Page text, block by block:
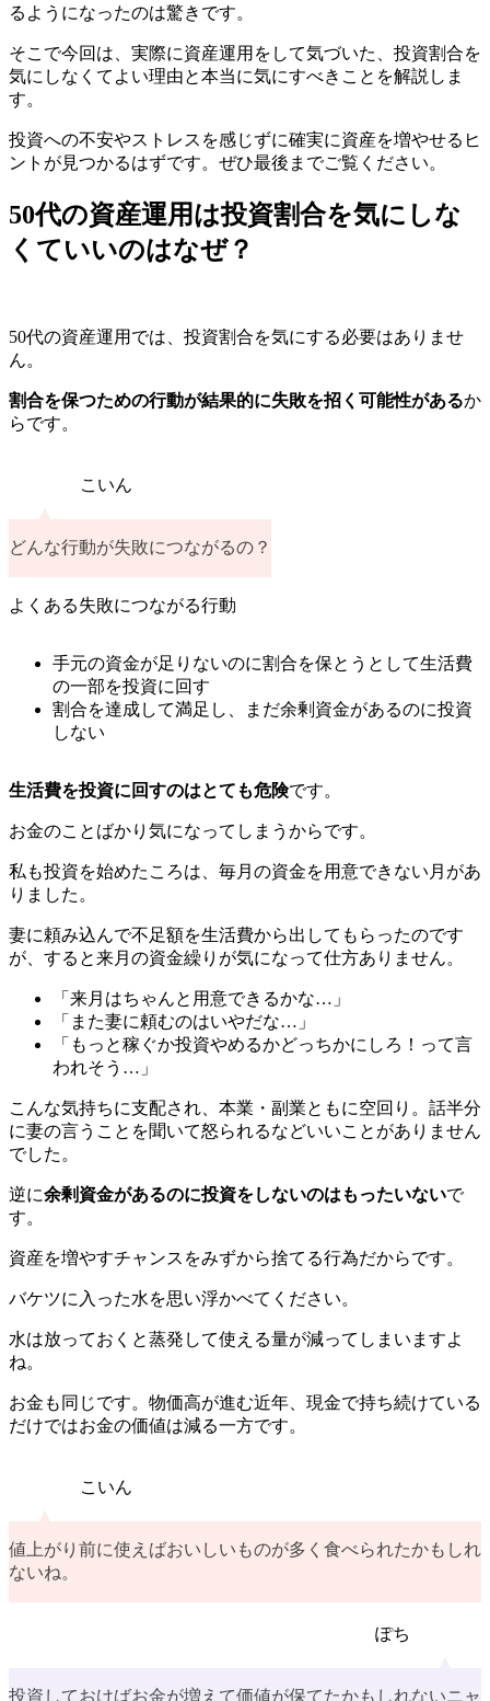
るようになったのは驚きです。
そこで今回は、実際に資産運用をして気づいた、投資割合を
気にしなくてよい理由と本当に気にすべきことを解説しま
す。
投資への不安やストレスを感じずに確実に資産を増やせるヒ
ントが見つかるはずです。ぜひ最後までご覧ください。
50代の資産運用は投資割合を気にしな
くていいのはなぜ？
50代の資産運用では、投資割合を気にする必要はありませ
ん。
割合を保つための行動が結果的に失敗を招く可能性があるか
らです。
こいん
どんな行動が失敗につながるの？
よくある失敗につながる行動
手元の資金が足りないのに割合を保とうとして生活費
の一部を投資に回す
割合を達成して満足し、まだ余剰資金があるのに投資
しない
生活費を投資に回すのはとても危険です。
お金のことばかり気になってしまうからです。
私も投資を始めたころは、毎月の資金を用意できない月があ
りました。
妻に頼み込んで不足額を生活費から出してもらったのです
が、すると来月の資金繰りが気になって仕方ありません。
「来月はちゃんと用意できるかな…」
「また妻に頼むのはいやだな…」
「もっと稼ぐか投資やめるかどっちかにしろ！って言
われそう…」
こんな気持ちに支配され、本業・副業ともに空回り。話半分
に妻の言うことを聞いて怒られるなどいいことがありません
でした。
逆に余剰資金があるのに投資をしないのはもったいないで
す。
資産を増やすチャンスをみずから捨てる行為だからです。
バケツに入った水を思い浮かべてください。
水は放っておくと蒸発して使える量が減ってしまいますよ
ね。
お金も同じです。物価高が進む近年、現金で持ち続けている
だけではお金の価値は減る一方です。
こいん
値上がり前に使えばおいしいものが多く食べられたかもしれ
ないね。
ぽち
投資しておけばお金が増えて価値が保てたかもしれないニャ